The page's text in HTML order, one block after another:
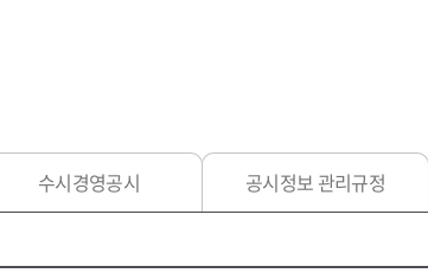
수시경영공시 공시정보 관리규정